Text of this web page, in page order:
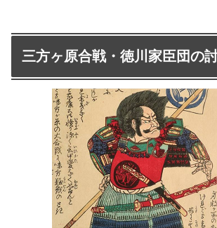
三方ヶ原合戦・徳川家臣団の